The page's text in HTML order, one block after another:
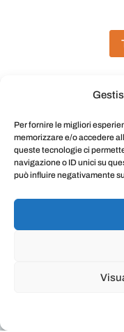
Per fornire le migliori
memorizzare e/o accedere
queste tecnologie ci
navigazione o ID unici su
può influire negativamente
Masu rota® è un
P.IVA
Roma |